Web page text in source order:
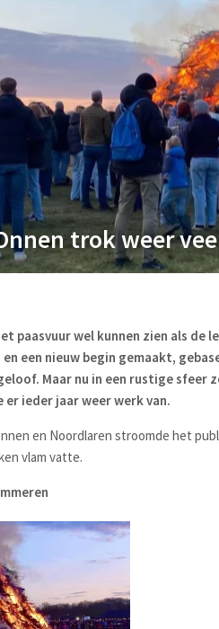
trok weer
paasvuur wel kunnen zien als
een nieuw begin gemaakt,
Maar nu in een rustige sfeer
ieder jaar weer werk van.
en Noordlaren stroomde het
vlam vatte.